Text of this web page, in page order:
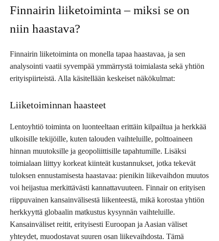
Finnairin liiketoiminta – miksi se on
niin haastava?
Finnairin liiketoiminta on monella tapaa haastavaa, ja sen
analysointi vaatii syvempää ymmärrystä toimialasta sekä yhtiön
erityispiirteistä. Alla käsitellään keskeiset näkökulmat:
Liiketoiminnan haasteet
Lentoyhtiö toiminta on luonteeltaan erittäin kilpailtua ja herkkää
ulkoisille tekijöille, kuten talouden vaihteluille, polttoaineen
hinnan muutoksille ja geopoliittisille tapahtumille. Lisäksi
toimialaan liittyy korkeat kiinteät kustannukset, jotka tekevät
tuloksen ennustamisesta haastavaa: pienikin liikevaihdon muutos
voi heijastua merkittävästi kannattavuuteen. Finnair on erityisen
riippuvainen kansainvälisestä liikenteestä, mikä korostaa yhtiön
herkkyyttä globaalin matkustus kysynnän vaihteluille.
Kansainväliset reitit, erityisesti Euroopan ja Aasian väliset
yhteydet, muodostavat suuren osan liikevaihdosta. Tämä